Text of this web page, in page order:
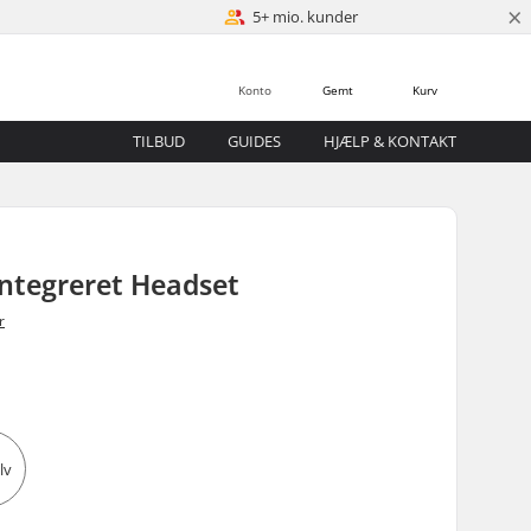
5+ mio. kunder ×
Kurv
Gemt
Konto
TILBUD GUIDES HJÆLP & KONTAKT
Headset